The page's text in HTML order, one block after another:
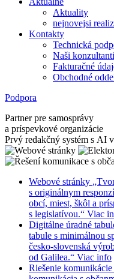
Aktuality
nejnovejsi
Kontakty
Technická
Naši konzultanti
Fakturačné
Obchodné
Podpora
Partner pre samosprávy
a príspevkové organizácie
Prvý redakčný systém s AI
Webové stránky
s originálnym
obcí, miest, škôl a
s legislatívou.“ Viac
Digitálne úradné
tabule s minimálnou
česko-slovenská
od Galilea.“ Viac info
Riešenie komunikácie